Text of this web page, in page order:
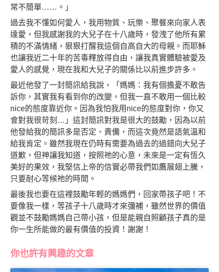
常不簡單……。」
過去我不懂如何愛人，我用物質、玩樂、聚餐來向家人表
達愛，但我感謝我的大兒子在十八歲時，發洩了他所有累
積的不滿情緒，狠狠打醒我這個自高自大的母親。而耶穌
也讓我近二十年的苦毒釋放得自由，讓我真實體驗被愛及
愛人的感覺，現在我和大兒子的關係比以前進步許多。
最近他發了一封簡訊給我說，「媽媽：我有個擔憂不敢告
訴你，其實我有看到你的改變，但我一直不敢用一個比較
nice的態度靠近你。因為我怕我用nice的態度對你，你又
會對我很苛刻…」這封簡訊對我是很大的鼓勵，因為以前
他發給我的簡訊多是否定、責備，而這次竟然是語氣溫和
給我肯定。雖然我現在仍時有需要為過去的過錯向大兒子
道歉，但神讓我知道，按照祂的心意，未來是一定有恆久
美好的果效，我堅信上帝的信實必帶我們如鷹展翅上騰，
只要耐心等候祂的時間。
最後我也要在這裡鼓勵年輕的媽媽們，回家帶孩子吧！不
要像我一樣，等孩子十八歲時才來彌補，雖然世界的價值
觀並不鼓勵媽媽自己帶小孩，但是能親自照顧孩子真的是
你一生所能做的最有價值的投資！謝謝！
你也許有興趣的文章